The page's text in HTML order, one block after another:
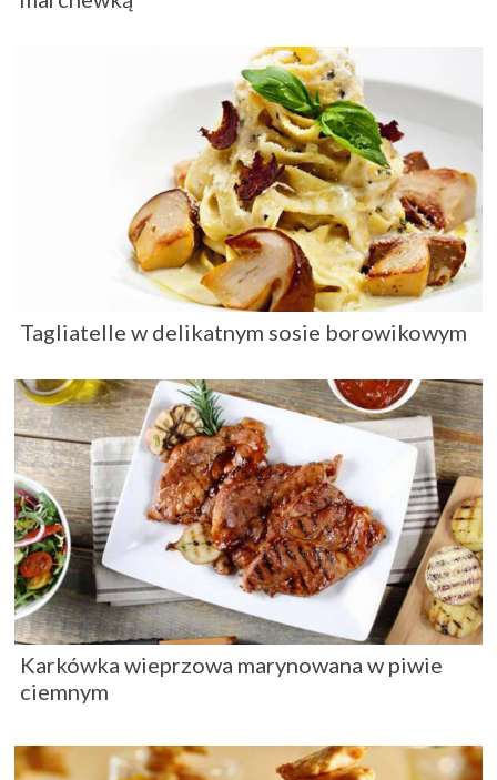
Tagliatelle w delikatnym sosie borowikowym
Karkówka wieprzowa marynowana w piwie
ciemnym